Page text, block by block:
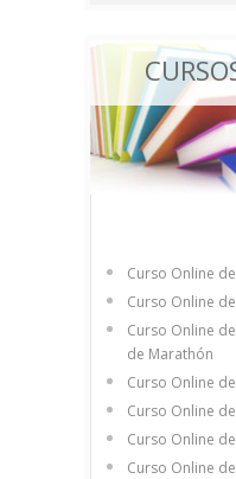
Curso Online
Curso Online
Curso Online
de Marathón
Curso Online
Curso Online
Curso Online
Curso Online